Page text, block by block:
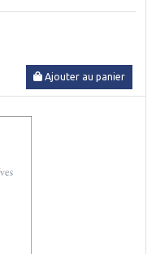
Ajouter au panier